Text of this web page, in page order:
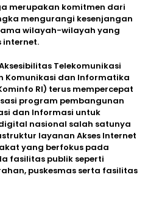
merupakan komitmen dari
mengurangi kesenjangan
wilayah-wilayah yang
internet.
Telekomunikasi
Komunikasi dan Informatika
RI) terus mempercepat
program pembangunan
dan Informasi untuk
nasional salah satunya
layanan Akses Internet
yang berfokus pada
fasilitas publik seperti
puskesmas serta fasilitas